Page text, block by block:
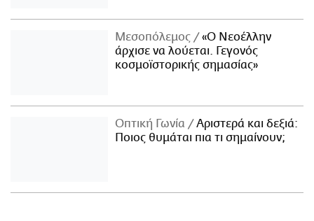
Μεσοπόλεμος
«Ο Νεοέλλην
άρχισε να λούεται. Γεγονός
κοσμοϊστορικής σημασίας»
Οπτική Γωνία
Αριστερά και δεξιά:
Ποιος θυμάται πια τι σημαίνουν;